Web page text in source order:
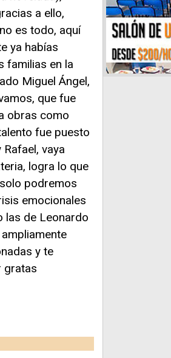
a ello,
es todo, aquí
ya habías
familias en la
Miguel Ángel,
que fue
obras como
fue puesto
vaya
logra lo que
podremos
emocionales
las de Leonardo
y te
gratas